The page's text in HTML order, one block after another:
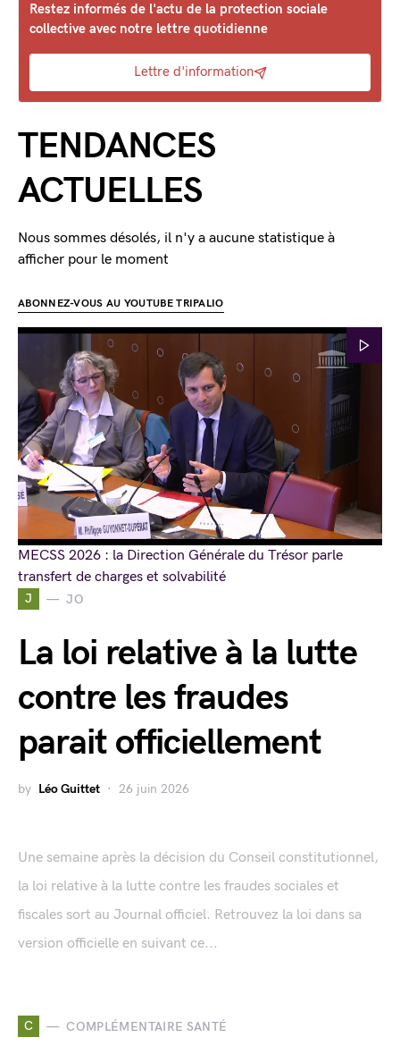
J JO
La loi relative à la lutte
contre les fraudes
parait officiellement
by Léo Guittet 26 juin 2026
Une semaine après la décision du Conseil constitutionnel,
la loi relative à la lutte contre les fraudes sociales et
fiscales sort au Journal officiel. Retrouvez la loi dans sa
version officielle en suivant ce...
C COMPLÉMENTAIRE SANTÉ
Restez informés de l'actu de la protection sociale
collective avec notre lettre quotidienne
Lettre d'information
TENDANCES
ACTUELLES
Nous sommes désolés, il n'y a aucune statistique à
afficher pour le moment
ABONNEZ-VOUS AU YOUTUBE TRIPALIO
MECSS 2026 : la Direction Générale du Trésor parle
transfert de charges et solvabilité